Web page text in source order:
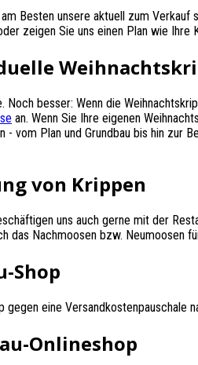
Besten unsere aktuell zum Verkauf
zeigen Sie uns einen Plan wie Ihre
Noch besser: Wenn die
an. Wenn Sie Ihre eigenen
- vom Plan und Grundbau bis hin
von Krippen
uns auch gerne mit der
das Nachmoosen bzw. Neumoosen
Shop
eine Versandkostenpauschale
Onlineshop